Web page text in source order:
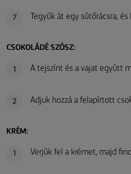
7 Tegyük át egy sütőrácsra,
CSOKOLÁDÉ SZÓSZ:
1 A tejszínt és a vajat együtt
2 Adjuk hozzá a felapírtott
KRÉM:
1 Verjük fel a krémet, majd